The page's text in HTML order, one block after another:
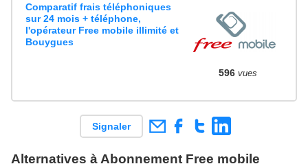
Comparatif frais téléphoniques
sur 24 mois + téléphone,
l'opérateur Free mobile illimité et
Bouygues
596 vues
Signaler
Alternatives à Abonnement Free mobile